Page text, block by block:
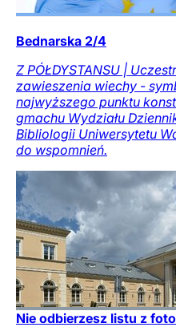
Bednarska 2/4
Z PÓŁDYSTANSU |
zawieszenia wiechy -
najwyższego punktu
gmachu Wydziału
Bibliologii Uniwersytetu
do wspomnień.
Nie odbierzesz listu z